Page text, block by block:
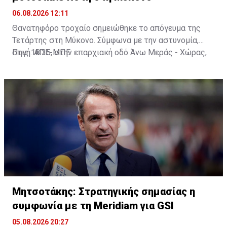
06.08.2026 12:11
Θανατηφόρο τροχαίο σημειώθηκε το απόγευμα της
Τετάρτης στη Μύκονο. Σύμφωνα με την αστυνομία,
στις 18:35, στην επαρχιακή οδό Άνω Μεράς - Χώρας,
συγκρούστηκε με Ι.Χ. αυτοκίνητο που οδηγούσε
25χρονος. Από τη σύγκρουση ο 42χρονος
τραυματίστηκε θανάσιμα. Τα αίτια του δυστυχήματος
διερευνώνται από την Υποδιεύθυνση Αστυνομίας
Πηγή: ΑΠΕ-ΜΠΕ
Μητσοτάκης: Στρατηγικής σημασίας η
συμφωνία με τη Meridiam για GSI
05.08.2026 20:27